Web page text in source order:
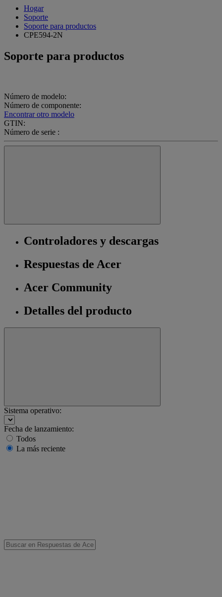
Hogar
Soporte
Soporte para productos
CPE594-2N
Soporte para productos
Número de modelo:
Número de componente:
Encontrar otro modelo
GTIN:
Número de serie :
Controladores y descargas
Respuestas de Acer
Acer Community
Detalles del producto
Sistema operativo:
Fecha de lanzamiento:
Todos
La más reciente